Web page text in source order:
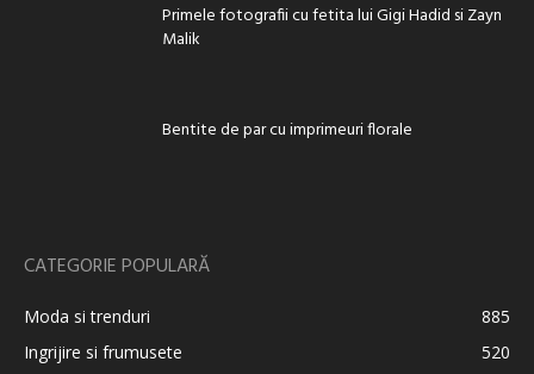
Primele fotografii cu fetita lui Gigi Hadid si Zayn
Malik
Bentite de par cu imprimeuri florale
CATEGORIE POPULARĂ
Moda si trenduri
885
Ingrijire si frumusete
520